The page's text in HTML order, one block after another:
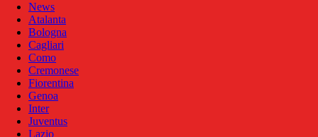
News
Atalanta
Bologna
Cagliari
Como
Cremonese
Fiorentina
Genoa
Inter
Juventus
Lazio